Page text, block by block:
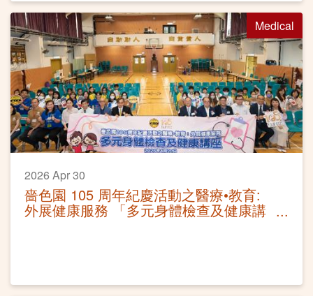
Medical
2026 Apr 30
嗇色園 105 周年紀慶活動之醫療•教育:
外展健康服務 「多元身體檢查及健康講